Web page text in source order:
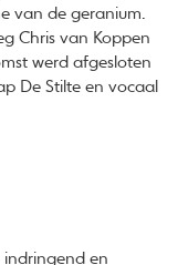
van de geranium.
Chris van Koppen
werd afgesloten
De Stilte en vocaal
indringend en